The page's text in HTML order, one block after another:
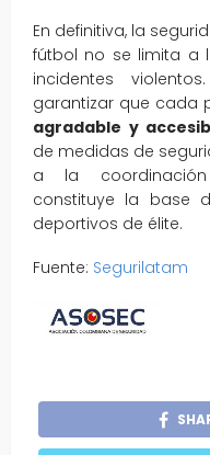
En definitiva, la
fútbol no se limita a
incidentes
garantizar que cada
agradable y
de medidas de
a la
constituye la base
deportivos de élite.
Fuente: Segurilatam